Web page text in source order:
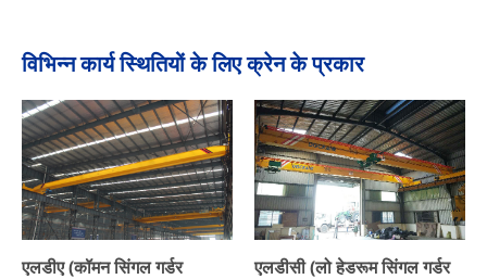
विभिन्न कार्य स्थितियों के लिए क्रेन के प्रकार
एलडीए (कॉमन सिंगल गर्डर
एलडीसी (लो हेडरूम सिंगल गर्डर